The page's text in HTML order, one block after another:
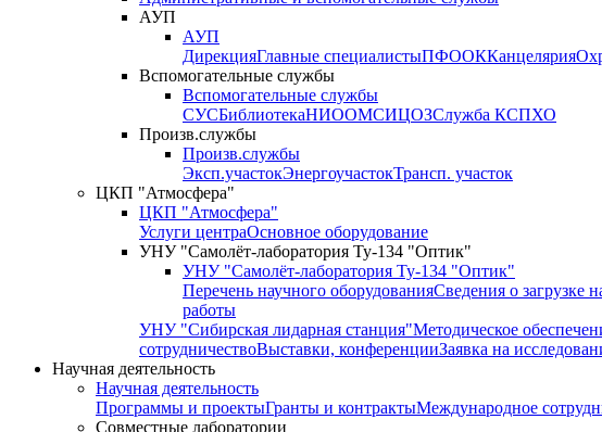
АУП
АУП
ДирекцияГлавные специалистыПФООККанцелярия
Вспомогательные службы
Вспомогательные службы
СУСБиблиотекаНИООМСИЦОЗСлужба КСПХО
Произв.службы
Произв.службы
Эксп.участокЭнергоучастокТрансп. участок
ЦКП "Атмосфера"
ЦКП "Атмосфера"
Услуги центраОсновное оборудование
УНУ "Самолёт-лаборатория Ту-134 "Оптик"
УНУ "Самолёт-лаборатория Ту-134 "Оптик"
Перечень научного оборудованияСведения о загрузке
работы
УНУ "Сибирская лидарная станция"Методическое
сотрудничествоВыставки, конференцииЗаявка на
Научная деятельность
Научная деятельность
Программы и проектыГранты и контрактыМеждународное
Совместные лаборатории